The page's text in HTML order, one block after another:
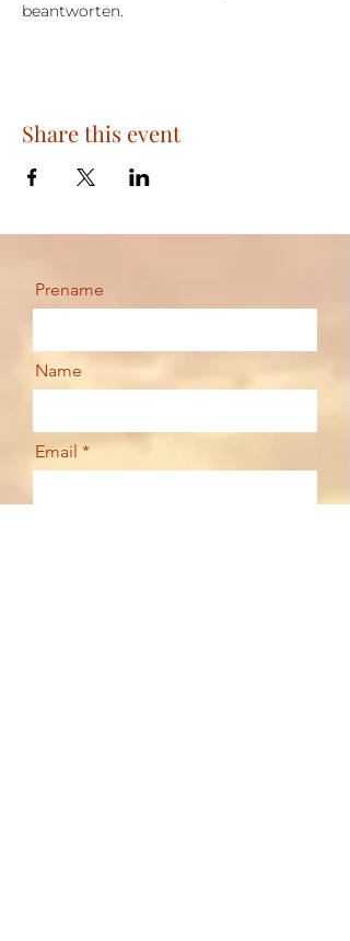
beantworten.
Share this event
Prename
Name
Email